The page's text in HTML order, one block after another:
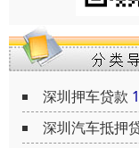
深圳押车贷款
深圳汽车抵押